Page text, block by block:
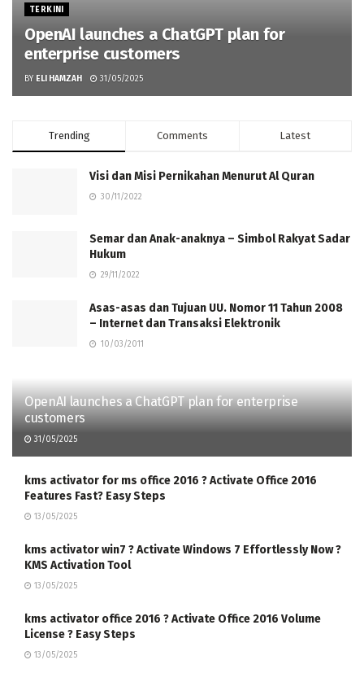
TERKINI
OpenAI launches a ChatGPT plan for
enterprise customers
BY ELI HAMZAH 31/05/2025
Trending Comments Latest
Visi dan Misi Pernikahan Menurut Al Quran
30/11/2022
Semar dan Anak-anaknya – Simbol Rakyat Sadar
Hukum
29/11/2022
Asas-asas dan Tujuan UU. Nomor 11 Tahun 2008
– Internet dan Transaksi Elektronik
10/03/2011
OpenAI launches a ChatGPT plan for enterprise
customers
31/05/2025
kms activator for ms office 2016 ? Activate Office 2016
Features Fast? Easy Steps
13/05/2025
kms activator win7 ? Activate Windows 7 Effortlessly Now ?
KMS Activation Tool
13/05/2025
kms activator office 2016 ? Activate Office 2016 Volume
License ? Easy Steps
13/05/2025